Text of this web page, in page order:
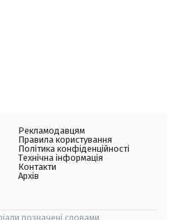
Рекламодавцям
Правила користування
Політика конфіденційності
Технічна інформація
Контакти
Архів
позначені словами